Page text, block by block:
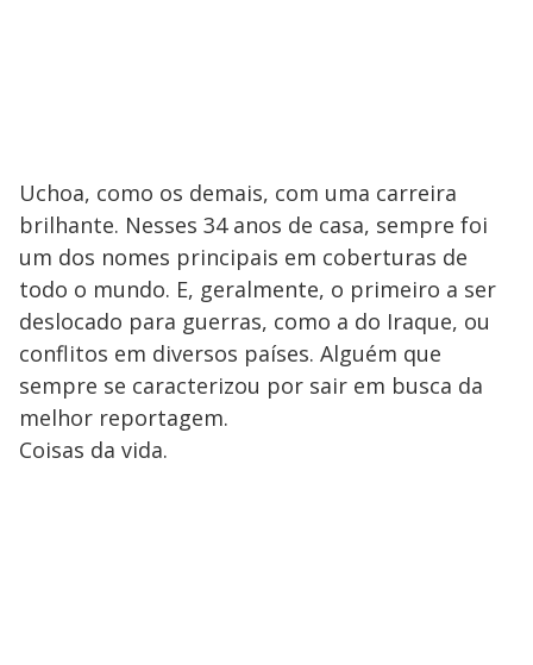
Uchoa, como os demais, com uma carreira
brilhante. Nesses 34 anos de casa, sempre foi
um dos nomes principais em coberturas de
todo o mundo. E, geralmente, o primeiro a ser
deslocado para guerras, como a do Iraque, ou
conflitos em diversos países. Alguém que
sempre se caracterizou por sair em busca da
melhor reportagem.
Coisas da vida.